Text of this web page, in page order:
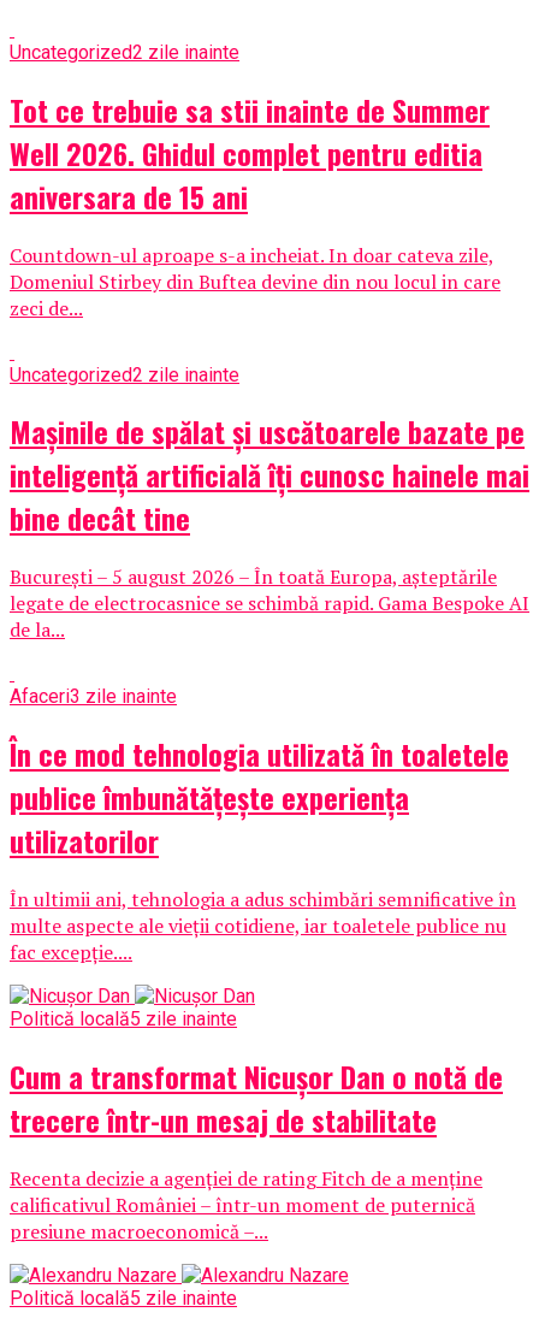
Uncategorized2 zile inainte
Tot ce trebuie sa stii inainte de Summer
Well 2026. Ghidul complet pentru editia
aniversara de 15 ani
Countdown-ul aproape s-a incheiat. In doar cateva zile,
Domeniul Stirbey din Buftea devine din nou locul in care
zeci de...
Uncategorized2 zile inainte
Mașinile de spălat și uscătoarele bazate pe
inteligență artificială îți cunosc hainele mai
bine decât tine
București – 5 august 2026 – În toată Europa, așteptările
legate de electrocasnice se schimbă rapid. Gama Bespoke AI
de la...
Afaceri3 zile inainte
În ce mod tehnologia utilizată în toaletele
publice îmbunătățește experiența
utilizatorilor
În ultimii ani, tehnologia a adus schimbări semnificative în
multe aspecte ale vieții cotidiene, iar toaletele publice nu
fac excepție....
Politică locală5 zile inainte
Cum a transformat Nicușor Dan o notă de
trecere într-un mesaj de stabilitate
Recenta decizie a agenției de rating Fitch de a menține
calificativul României – într-un moment de puternică
presiune macroeconomică –...
Politică locală5 zile inainte